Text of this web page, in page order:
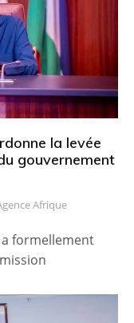
la levée
gouvernement
Afrique
formellement